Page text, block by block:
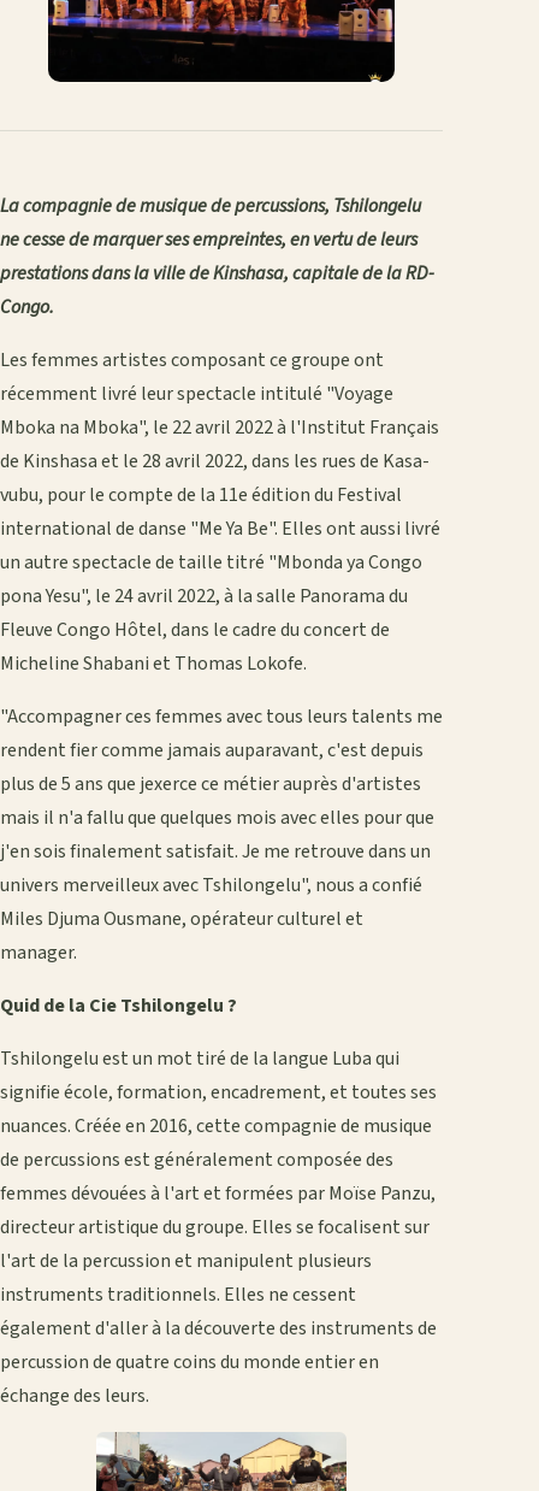
La compagnie de musique de percussions, Tshilongelu
ne cesse de marquer ses empreintes, en vertu de leurs
prestations dans la ville de Kinshasa, capitale de la RD-
Congo.
Les femmes artistes composant ce groupe ont
récemment livré leur spectacle intitulé "Voyage
Mboka na Mboka", le 22 avril 2022 à l'Institut Français
de Kinshasa et le 28 avril 2022, dans les rues de Kasa-
vubu, pour le compte de la 11e édition du Festival
international de danse "Me Ya Be". Elles ont aussi livré
un autre spectacle de taille titré "Mbonda ya Congo
pona Yesu", le 24 avril 2022, à la salle Panorama du
Fleuve Congo Hôtel, dans le cadre du concert de
Micheline Shabani et Thomas Lokofe.
"Accompagner ces femmes avec tous leurs talents me
rendent fier comme jamais auparavant, c'est depuis
plus de 5 ans que jexerce ce métier auprès d'artistes
mais il n'a fallu que quelques mois avec elles pour que
j'en sois finalement satisfait. Je me retrouve dans un
univers merveilleux avec Tshilongelu", nous a confié
Miles Djuma Ousmane, opérateur culturel et
manager.
Quid de la Cie Tshilongelu ?
Tshilongelu est un mot tiré de la langue Luba qui
signifie école, formation, encadrement, et toutes ses
nuances. Créée en 2016, cette compagnie de musique
de percussions est généralement composée des
femmes dévouées à l'art et formées par Moïse Panzu,
directeur artistique du groupe. Elles se focalisent sur
l'art de la percussion et manipulent plusieurs
instruments traditionnels. Elles ne cessent
également d'aller à la découverte des instruments de
percussion de quatre coins du monde entier en
échange des leurs.